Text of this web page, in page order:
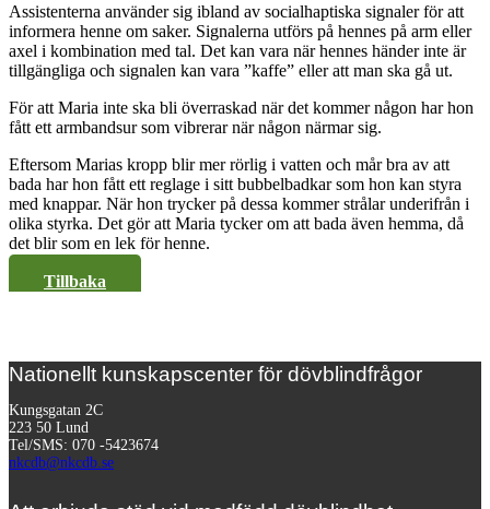
Assistenterna använder sig ibland av socialhaptiska signaler för att
informera henne om saker. Signalerna utförs på hennes på arm eller
axel i kombination med tal. Det kan vara när hennes händer inte är
tillgängliga och signalen kan vara ”kaffe” eller att man ska gå ut.
För att Maria inte ska bli överraskad när det kommer någon har hon
fått ett armbandsur som vibrerar när någon närmar sig.
Eftersom Marias kropp blir mer rörlig i vatten och mår bra av att
bada har hon fått ett reglage i sitt bubbelbadkar som hon kan styra
med knappar. När hon trycker på dessa kommer strålar underifrån i
olika styrka. Det gör att Maria tycker om att bada även hemma, då
det blir som en lek för henne.
Tillbaka
Nationellt kunskapscenter för dövblindfrågor
Kungsgatan 2C
223 50 Lund
Tel/SMS: 070 -5423674
nkcdb@nkcdb.se